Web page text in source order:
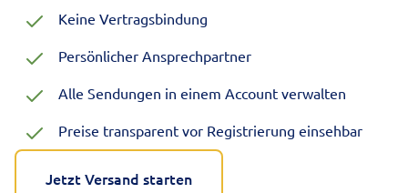
Keine Vertragsbindung
Persönlicher Ansprechpartner
Alle Sendungen in einem Account verwalten
Preise transparent vor Registrierung einsehbar
Jetzt Versand starten